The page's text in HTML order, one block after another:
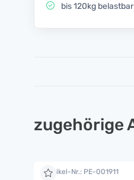
bis 120kg
zugehörige
Artikel-Nr.: PE-001911